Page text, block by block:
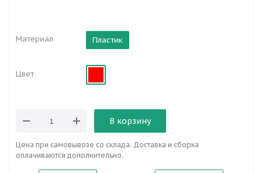
Материал Пластик
Цвет
В корзину
Цена при самовывозе со склада. Доставка и сборка
оплачиваются дополнительно.